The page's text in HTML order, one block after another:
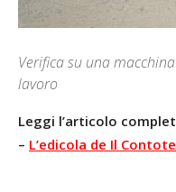
Verifica su una
lavoro
Leggi l’articolo
– L’edicola de Il